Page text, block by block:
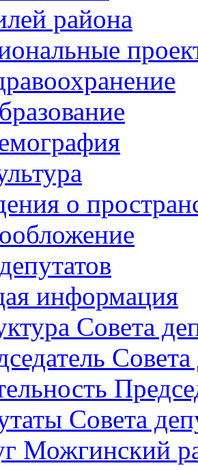
района
о
информация
Совета
Совета
Совета
Можгинский